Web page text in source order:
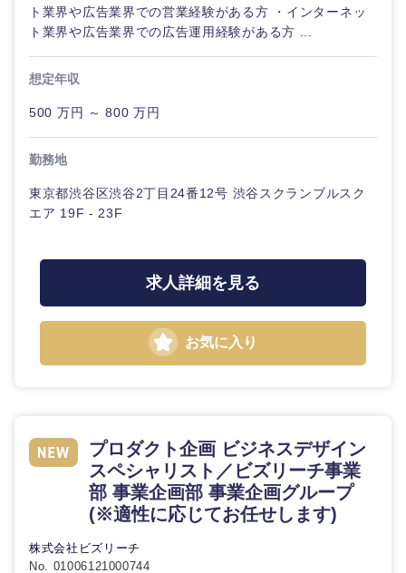
ト業界や広告業界での営業経験がある方 ・インターネッ
ト業界や広告業界での広告運用経験がある方 ...
想定年収
500 万円 ～ 800 万円
勤務地
東京都渋谷区渋谷2丁目24番12号 渋谷スクランブルスク
エア 19F - 23F
求人詳細を見る
お気に入り
プロダクト企画 ビジネスデザイン
スペシャリスト／ビズリーチ事業
部 事業企画部 事業企画グループ
(※適性に応じてお任せします)
株式会社ビズリーチ
No. 01006121000744